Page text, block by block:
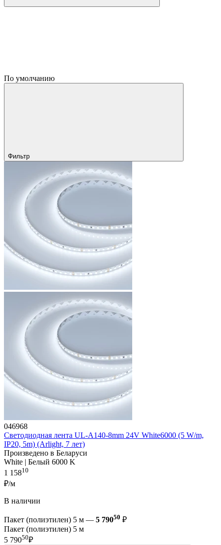
По умолчанию
Фильтр
046968
Светодиодная лента UL-A140-8mm 24V White6000 (5 W/m,
IP20, 5m) (Arlight, 7 лет)
Произведено в Беларуси
White | Белый 6000 K
1 15810
₽/м
В наличии
Пакет (полиэтилен) 5 м — 5 79050 ₽
Пакет (полиэтилен) 5 м
5 79050₽